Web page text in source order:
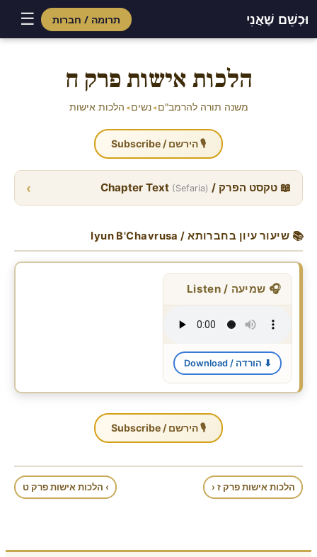
וּכְשֵׁם שֶׁאֲנִי תרומה / חברות ☰
הלכות אישות פרק ח
משנה תורה להרמב"ם ◂ נשים ◂ הלכות אישות
🎙 הירשם / Subscribe
📖 טקסט הפרק / Chapter Text (Sefaria)
›
📚 שיעור עיון בחברותא / Iyun B'Chavrusa
🎧 שמיעה / Listen
⬇ הורדה / Download
🎙 הירשם / Subscribe
הלכות אישות פרק ז ‹ › הלכות אישות פרק ט